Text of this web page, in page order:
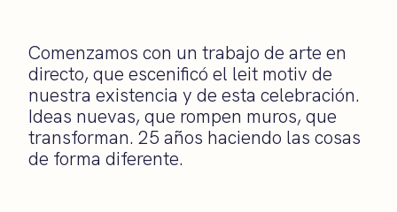
Comenzamos con un trabajo de arte en
directo, que escenificó el leit motiv de
nuestra existencia y de esta celebración.
Ideas nuevas, que rompen muros, que
transforman. 25 años haciendo las cosas
de forma diferente.